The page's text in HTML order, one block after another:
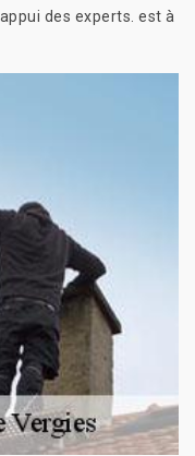
des experts. est à